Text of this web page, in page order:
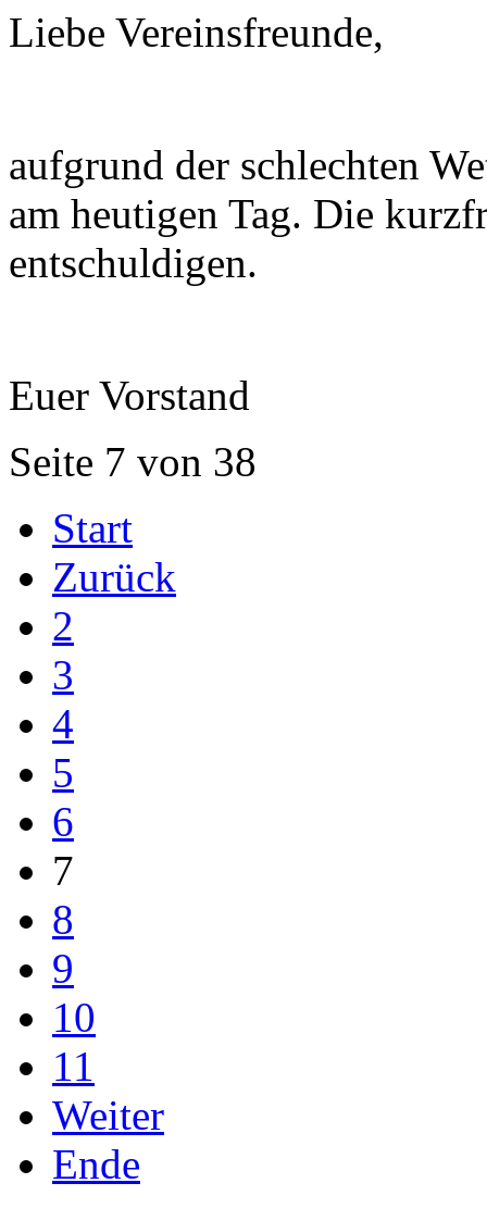
Liebe Vereinsfreunde,
aufgrund der schlechten
am heutigen Tag. Die
entschuldigen.
Euer Vorstand
Seite 7 von 38
Start
Zurück
2
3
4
5
6
7
8
9
10
11
Weiter
Ende